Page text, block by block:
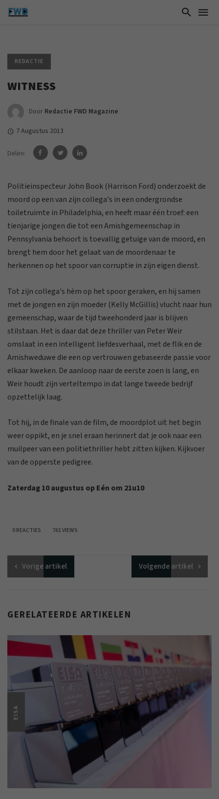
REDACTIE
WITNESS
Door Redactie FWD Magazine
7 Augustus 2013
Delen:
Politieinspecteur John Book (Harrison Ford) onderzoekt de
moord op een van zijn collega's in een ondergrondse
toiletruimte in Philadelphia, en heeft maar één troef: een
tienjarige jongen die tot een Amishgemeenschap in
Pennsylvania behoort is toevallig getuige van de moord, en
brengt hem door het gelaat van de moordenaar te
herkennen op het spoor van corruptie in zijn eigen dienst.
Tot zijn collega's hèm op het spoor geraken, en hij samen
met de jongen en zijn moeder (Kelly McGillis) vlucht naar hun
gemeenschap, waar de tijd tweehonderd jaar is blijven
stilstaan. Het is daar dat deze thriller van Peter Weir
omslaat in een intelligent liefdesverhaal, met de flik en de
Amishweduwe die een op vertrouwen gebaseerde passie voor
elkaar kweken. De aanloop naar de eerste zoen is lang, en
Weir houdt zijn verteltempo in dat lange tweede bedrijf
opzettelijk laag.
Tot hij, in de finale van de film, de moordplot uit het begin
weer oppikt, en je snel eraan herinnert dat je ook naar een
muilpeer van een politiethriller hebt zitten kijken. Kijkvoer
van de opperste pedigree.
Zaterdag 10 augustus op Eén om 21u10
0 REACTIES 761 VIEWS
Vorigeartikel Volgendeartikel
GERELATEERDE ARTIKELEN
EISA